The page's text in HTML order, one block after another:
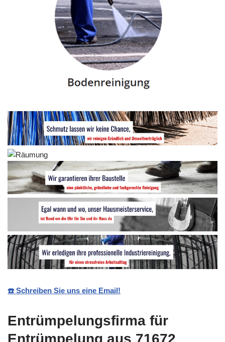
☎️ Schreiben Sie uns eine Email!
Entrümpelungsfirma für
Entrümpelung aus 71672